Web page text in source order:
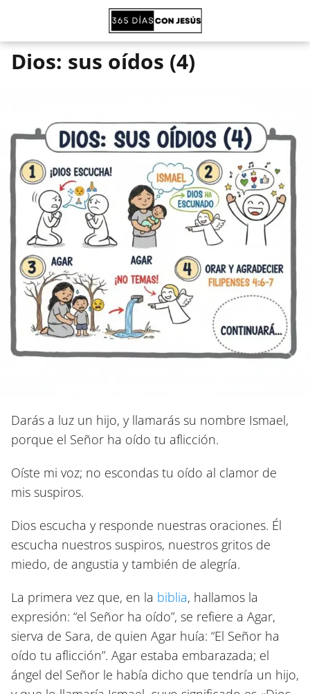
Dios: sus oídos (4)
Darás a luz un hijo, y llamarás su nombre Ismael,
porque el Señor ha oído tu aflicción.
Oíste mi voz; no escondas tu oído al clamor de
mis suspiros.
Dios escucha y responde nuestras oraciones. Él
escucha nuestros suspiros, nuestros gritos de
miedo, de angustia y también de alegría.
La primera vez que, en la biblia, hallamos la
expresión: “el Señor ha oído”, se refiere a Agar,
sierva de Sara, de quien Agar huía: “El Señor ha
oído tu aflicción”. Agar estaba embarazada; el
ángel del Señor le había dicho que tendría un hijo,